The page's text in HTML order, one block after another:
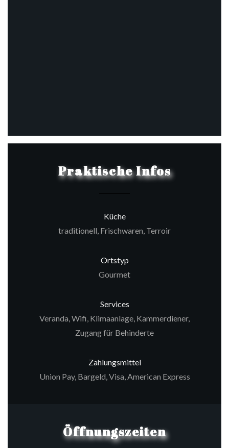
Praktische Infos
Küche
traditionell, Frischwaren, Terroir
Ortstyp
Gourmet
Services
Veranda, Wifi, Klimaanlage, Kammerdiener,
Zugang für Behinderte
Zahlungsmittel
Union Pay, Bargeld, Visa, American Express
Öffnungszeiten